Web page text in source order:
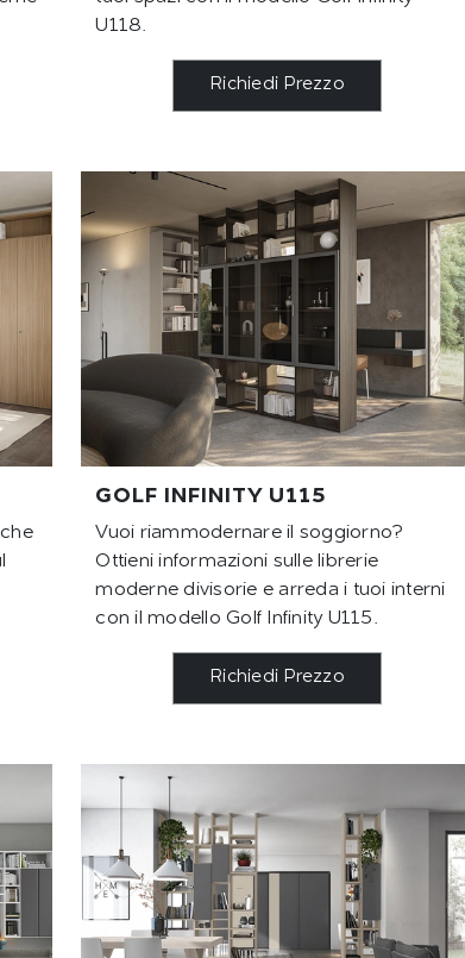
U118.
Richiedi Prezzo
GOLF INFINITY U115
Vuoi riammodernare il soggiorno?
Ottieni informazioni sulle librerie
moderne divisorie e arreda i tuoi interni
con il modello Golf Infinity U115.
Richiedi Prezzo